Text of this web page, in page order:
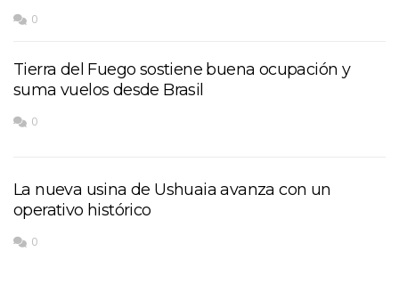
0
Tierra del Fuego sostiene buena ocupación y
suma vuelos desde Brasil
0
La nueva usina de Ushuaia avanza con un
operativo histórico
0